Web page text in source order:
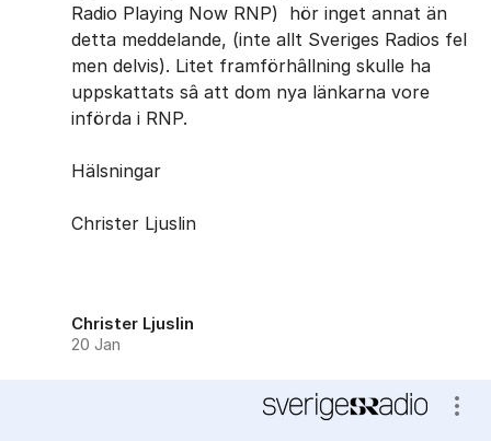
Radio Playing Now RNP) hör inget annat än
detta meddelande, (inte allt Sveriges Radios fel
men delvis). Litet framförhâllning skulle ha
uppskattats sâ att dom nya länkarna vore
införda i RNP.
Hälsningar
Christer Ljuslin
Christer Ljuslin
20 Jan